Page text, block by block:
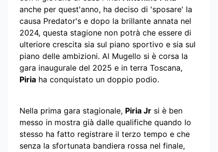
anche per quest'anno, ha deciso di 'sposare' la
causa Predator's e dopo la brillante annata nel
2024, questa stagione non potrà che essere di
ulteriore crescita sia sul piano sportivo e sia sul
piano delle ambizioni. Al Mugello si è corsa la
gara inaugurale del 2025 e in terra Toscana,
Piria ha conquistato un doppio podio.
Nella prima gara stagionale, Piria Jr si è ben
messo in mostra già dalle qualifiche quando lo
stesso ha fatto registrare il terzo tempo e che
senza la sfortunata bandiera rossa nel finale,